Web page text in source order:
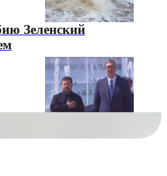
Зеленский